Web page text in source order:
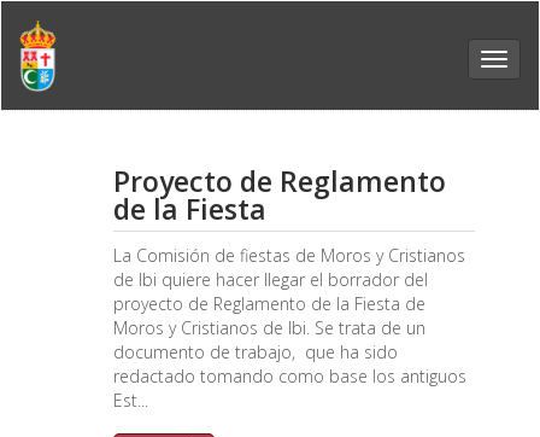
Proyecto de Reglamento
de la Fiesta
La Comisión de fiestas de Moros y Cristianos
de Ibi quiere hacer llegar el borrador del
proyecto de Reglamento de la Fiesta de
Moros y Cristianos de Ibi. Se trata de un
documento de trabajo, que ha sido
redactado tomando como base los antiguos
Est...